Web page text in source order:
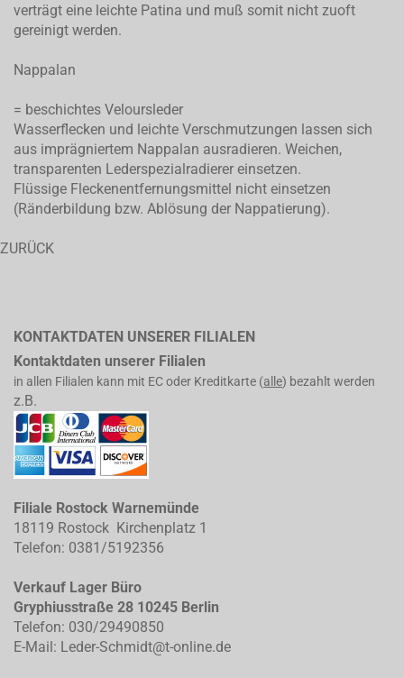
verträgt eine leichte Patina und muß somit nicht zuoft
gereinigt werden.
Nappalan
= beschichtes Veloursleder
Wasserflecken und leichte Verschmutzungen lassen sich
aus imprägniertem Nappalan ausradieren. Weichen,
transparenten Lederspezialradierer einsetzen.
Flüssige Fleckenentfernungsmittel nicht einsetzen
(Ränderbildung bzw. Ablösung der Nappatierung).
ZURÜCK
KONTAKTDATEN UNSERER FILIALEN
Kontaktdaten unserer Filialen
in allen Filialen kann mit EC oder Kreditkarte (alle) bezahlt werden
z.B.
Filiale Rostock Warnemünde
18119 Rostock Kirchenplatz 1
Telefon: 0381/5192356
Verkauf Lager Büro
Gryphiusstraße 28 10245 Berlin
Telefon: 030/29490850
E-Mail: Leder-Schmidt@t-online.de